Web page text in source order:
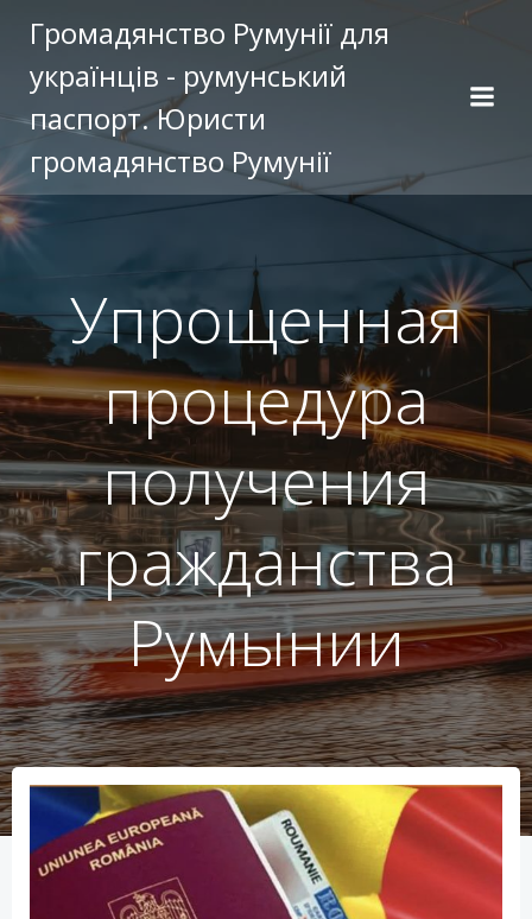
к
содержимому
Громадянство Румунії для
українців - румунський
паспорт. Юристи
громадянство Румунії
Упрощенная
процедура
получения
гражданства
Румынии